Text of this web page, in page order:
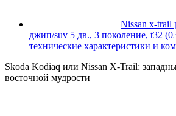
Nissan x-trail
джип/suv 5 дв., 3 поколение, t32
технические характеристики и
Skoda Kodiaq или Nissan X-Trail:
восточной мудрости